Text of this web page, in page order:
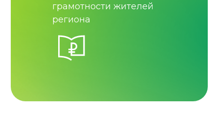
грамотности жителей
региона